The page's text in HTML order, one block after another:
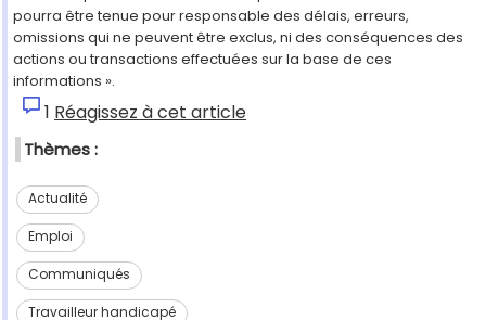
pourra être tenue pour responsable des délais, erreurs,
omissions qui ne peuvent être exclus, ni des conséquences des
actions ou transactions effectuées sur la base de ces
informations ».
1 Réagissez à cet article
Thèmes :
Actualité
Emploi
Communiqués
Travailleur handicapé